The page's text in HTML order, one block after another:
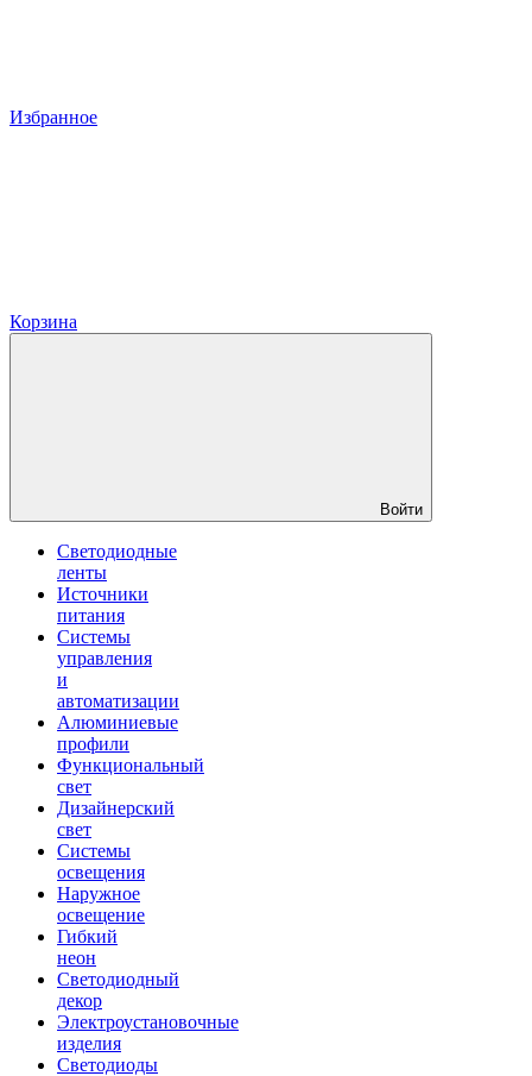
Избранное
Корзина
Войти
Светодиодные
ленты
Источники
питания
Системы
управления
и
автоматизации
Алюминиевые
профили
Функциональный
свет
Дизайнерский
свет
Системы
освещения
Наружное
освещение
Гибкий
неон
Светодиодный
декор
Электроустановочные
изделия
Светодиоды